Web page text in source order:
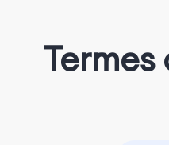
Termes